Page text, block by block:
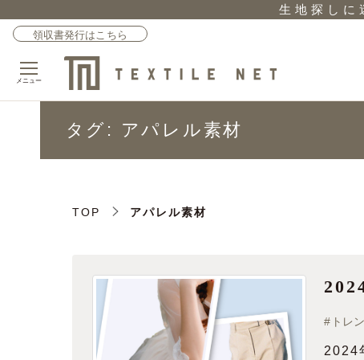
生地探しに
領収書発行はこちら
メニュー
タグ: アパレル素材
TOP アパレル素材
# トレ
2024